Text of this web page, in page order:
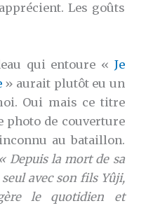
Les goûts
qui entoure « Je
» aurait plutôt eu un
Oui mais ce titre
de couverture
au bataillon.
« Depuis la mort de sa
avec son fils Yûji,
le quotidien et